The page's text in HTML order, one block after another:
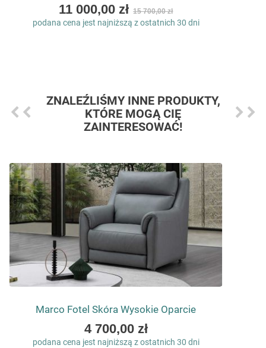
As
low
11 000,00 zł 15 700,00 zł
podana cena jest najniższą z ostatnich 30 dni
ZNALEŹLIŚMY INNE PRODUKTY,
KTÓRE MOGĄ CIĘ
ZAINTERESOWAĆ!
Marco Fotel Skóra Wysokie Oparcie
As
low
4 700,00 zł
podana cena jest najniższą z ostatnich 30 dni